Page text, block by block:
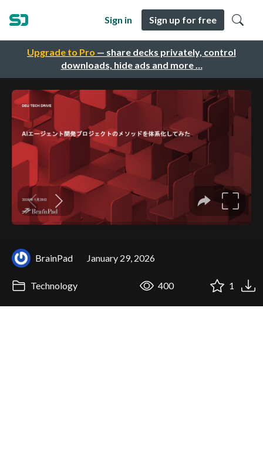
Upgrade to Pro — share decks privately, control
downloads, hide ads and more …
Sign in Sign up for free
BrainPad January 29, 2026
Technology 400 1